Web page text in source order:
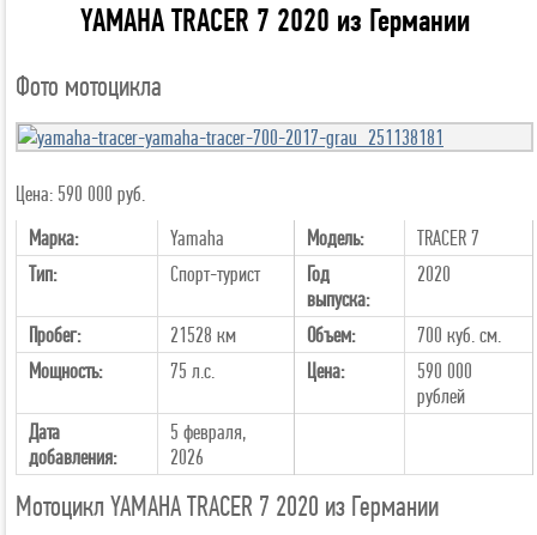
YAMAHA TRACER 7 2020 из Германии
Фото мотоцикла
Цена: 590 000 руб.
Марка:
Yamaha Модель:
TRACER 7
Тип:
Спорт-турист
Год
выпуска:
2020
Пробег: 21528 км Объем:
700 куб. см.
Мощность:
75 л.с. Цена:
590 000
рублей
Дата
добавления:
5 февраля,
2026
Мотоцикл YAMAHA TRACER 7 2020 из Германии